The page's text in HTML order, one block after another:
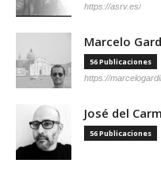
https://asrv.es/
Marcelo
56 Publicaciones
https://
José del
56 Publicaciones